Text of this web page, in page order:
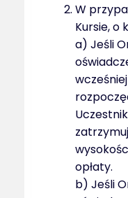
W
Kursie, o
a) Jeśli
opłaty.
b) Jeśli